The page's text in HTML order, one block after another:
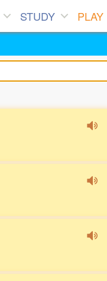
STUDY PLAY